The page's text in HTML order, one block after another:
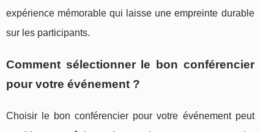
expérience mémorable qui laisse une empreinte durable
sur les participants.
Comment sélectionner le bon conférencier
pour votre événement ?
Choisir le bon conférencier pour votre événement peut